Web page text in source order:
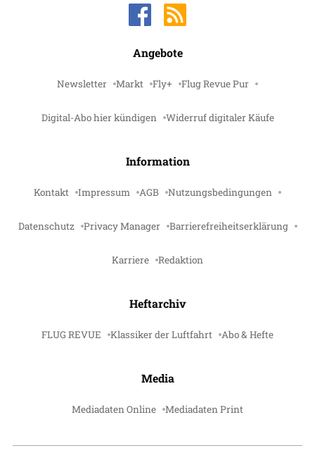
Angebote
Newsletter Markt Fly+ Flug Revue Pur
Digital-Abo hier kündigen Widerruf digitaler Käufe
Information
Kontakt Impressum AGB Nutzungsbedingungen
Datenschutz Privacy Manager Barrierefreiheitserklärung
Karriere Redaktion
Heftarchiv
FLUG REVUE Klassiker der Luftfahrt Abo & Hefte
Media
Mediadaten Online Mediadaten Print